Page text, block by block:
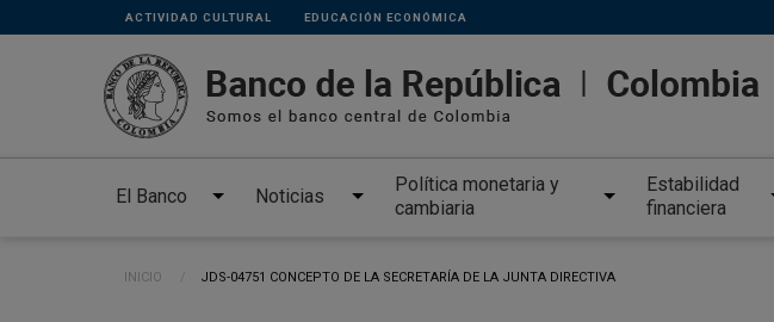
Pasar al contenido principal
Links
secundarios
ACTIVIDAD CULTURAL EDUCACIÓN ECONÓMICA
El Banco Noticias
Política monetaria y
cambiaria
Estabilidad
financiera
Ruta de navegación
INICIO CURRENT:
JDS-04751 CONCEPTO DE LA SECRETARÍA DE LA JUNTA DIRECTIVA